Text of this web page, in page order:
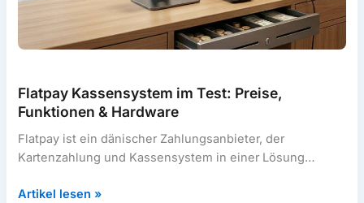
Flatpay Kassensystem im Test: Preise,
Funktionen & Hardware
Flatpay ist ein dänischer Zahlungsanbieter, der
Kartenzahlung und Kassensystem in einer Lösung
und Händlerportal für
Flatpay
Artikel lesen »